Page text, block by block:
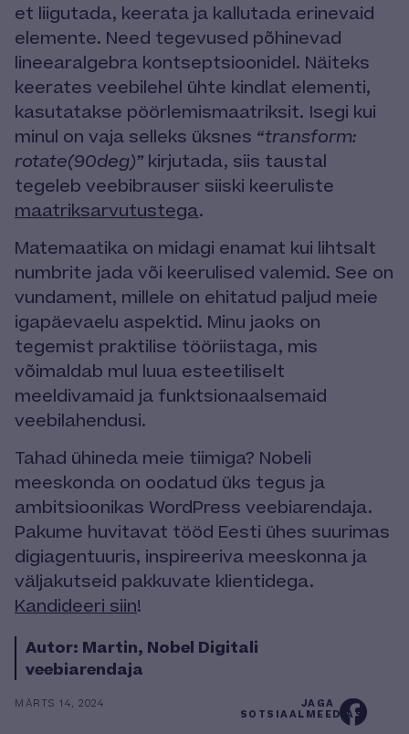
et liigutada, keerata ja kallutada erinevaid
elemente. Need tegevused põhinevad
lineearalgebra kontseptsioonidel. Näiteks
keerates veebilehel ühte kindlat elementi,
kasutatakse pöörlemismaatriksit. Isegi kui
minul on vaja selleks üksnes “transform:
rotate(90deg)” kirjutada, siis taustal
tegeleb veebibrauser siiski keeruliste
maatriksarvutustega.
Matemaatika on midagi enamat kui lihtsalt
numbrite jada või keerulised valemid. See on
vundament, millele on ehitatud paljud meie
igapäevaelu aspektid. Minu jaoks on
tegemist praktilise tööriistaga, mis
võimaldab mul luua esteetiliselt
meeldivamaid ja funktsionaalsemaid
veebilahendusi.
Tahad ühineda meie tiimiga? Nobeli
meeskonda on oodatud üks tegus ja
ambitsioonikas WordPress veebiarendaja.
Pakume huvitavat tööd Eesti ühes suurimas
digiagentuuris, inspireeriva meeskonna ja
väljakutseid pakkuvate klientidega.
Kandideeri siin!
Autor: Martin, Nobel Digitali
veebiarendaja
MÄRTS 14, 2024
JAGA
SOTSIAALMEEDIAS